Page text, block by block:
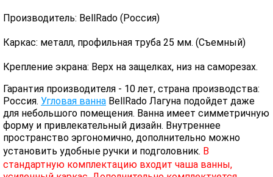
Производитель: BellRado (Россия)
Каркас: металл, профильная труба 25 мм. (Съемный)
Крепление экрана: Верх на защелках, низ на саморезах.
Гарантия производителя - 10 лет, страна производства:
Россия. Угловая ванна BellRado Лагуна подойдет даже
для небольшого помещения. Ванна имеет симметричную
форму и привлекательный дизайн. Внутреннее
пространство эргономично, дополнительно можно
установить удобные ручки и подголовник. В
стандартную комплектацию входит чаша ванны,